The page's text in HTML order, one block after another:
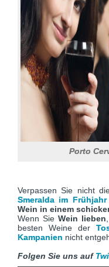
Porto
Verpassen Sie nicht
Smeralda im Frühjahr
Wein in einem
Wenn Sie Wein lieben
besten Weine der
Kampanien nicht
Folgen Sie uns auf